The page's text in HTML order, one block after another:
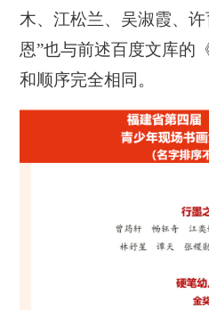
木、江松兰、吴淑霞、
恩”也与前述百度文库的
和顺序完全相同。